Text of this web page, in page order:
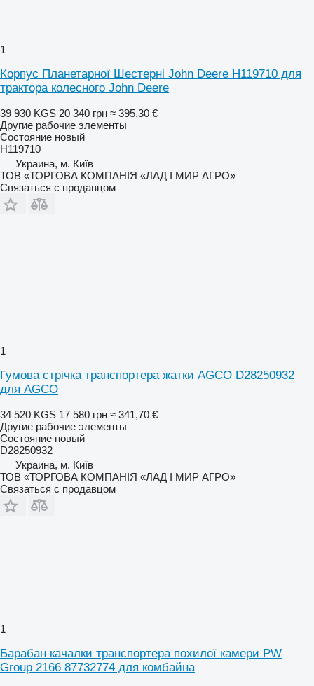
1
Корпус Планетарної Шестерні John Deere H119710 для
трактора колесного John Deere
39 930 KGS 20 340 грн ≈ 395,30 €
Другие рабочие элементы
Состояние новый
H119710
Украина, м. Київ
ТОВ «ТОРГОВА КОМПАНІЯ «ЛАД І МИР АГРО»
Связаться с продавцом
1
Гумова стрічка транспортера жатки AGCO D28250932
для AGCO
34 520 KGS 17 580 грн ≈ 341,70 €
Другие рабочие элементы
Состояние новый
D28250932
Украина, м. Київ
ТОВ «ТОРГОВА КОМПАНІЯ «ЛАД І МИР АГРО»
Связаться с продавцом
1
Барабан качалки транспортера похилої камери PW
Group 2166 87732774 для комбайна